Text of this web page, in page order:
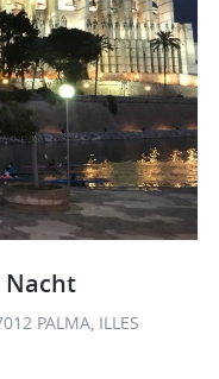
Nacht
PALMA, ILLES